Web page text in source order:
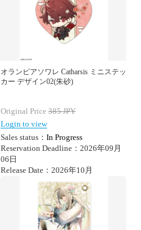
オランピアソワレ Catharsis ミニステッ
カー デザイン02(朱砂)
Original Price 385JPY
Login to view
Sales status： In Progress
Reservation Deadline：2026年09月
06日
Release Date：2026年10月